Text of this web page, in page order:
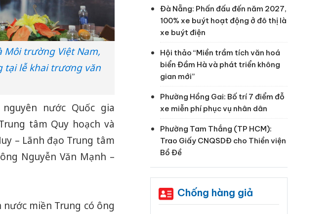
Môi trường Việt Nam,
tại lễ khai trương văn
nước Quốc gia
tâm Quy hoạch và
– Lãnh đạo Trung tâm
Nguyễn Văn Mạnh –
miền Trung có ông
Đà Nẵng: Phấn đấu đến năm 2027,
100% xe buýt hoạt động ở đô thị là
xe buýt điện
Hội thảo “Miền trầm tích văn hoá
biển Đầm Hà và phát triển không
gian mới”
Phường Hồng Gai: Bố trí 7 điểm đỗ
xe miễn phí phục vụ nhân dân
Phường Tam Thắng (TP HCM):
Trao Giấy CNQSDĐ cho Thiền viện
Bồ Đề
Chống hàng giả